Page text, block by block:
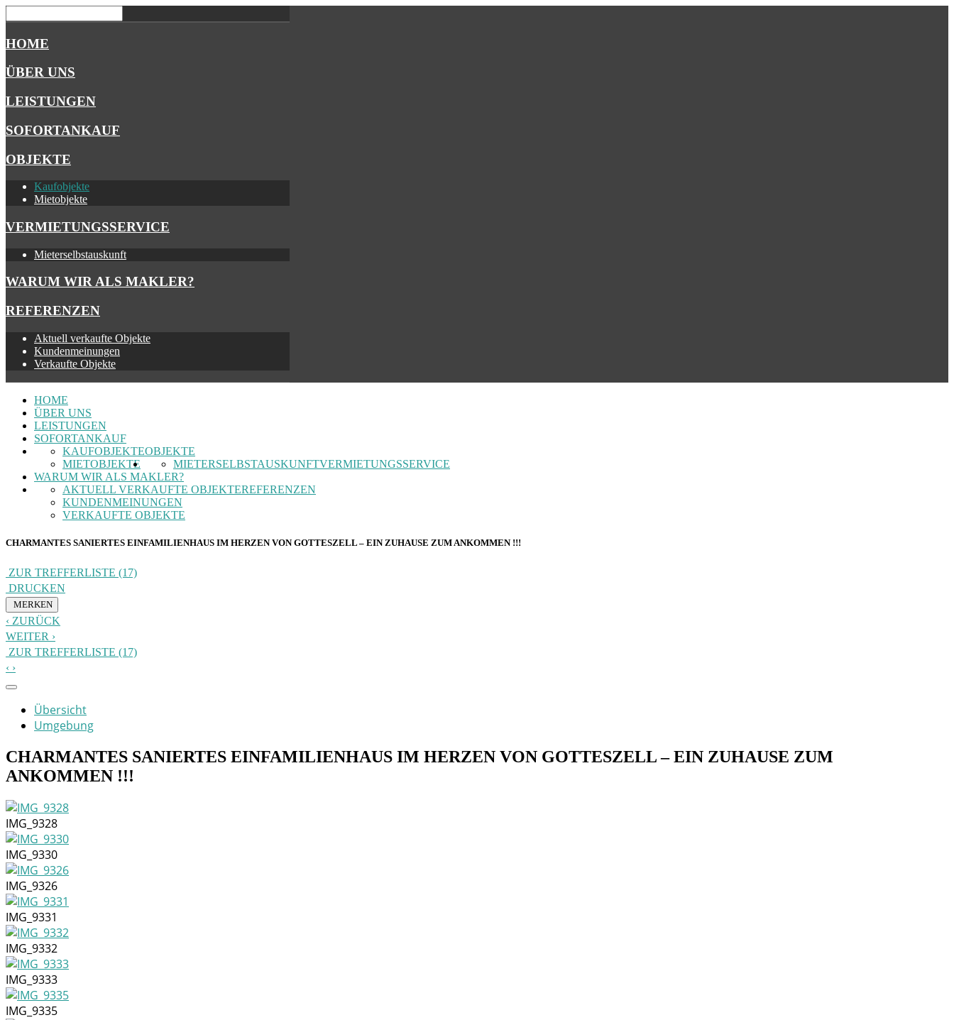
HOME
ÜBER UNS
LEISTUNGEN
SOFORTANKAUF
OBJEKTE
Kaufobjekte
Mietobjekte
VERMIETUNGSSERVICE
Mieterselbstauskunft
WARUM WIR ALS MAKLER?
REFERENZEN
Aktuell verkaufte Objekte
Kundenmeinungen
Verkaufte Objekte
HOME
ÜBER UNS
LEISTUNGEN
SOFORTANKAUF
OBJEKTE
KAUFOBJEKTE
MIETOBJEKTE
VERMIETUNGSSERVICE
MIETERSELBSTAUSKUNFT
WARUM WIR ALS MAKLER?
REFERENZEN
AKTUELL VERKAUFTE OBJEKTE
KUNDENMEINUNGEN
VERKAUFTE OBJEKTE
CHARMANTES SANIERTES EINFAMILIENHAUS IM HERZEN VON GOTTESZELL – EIN ZUHAUSE ZUM ANKOMMEN !!!
ZUR TREFFERLISTE (17)
DRUCKEN
MERKEN
ZURÜCK
WEITER
ZUR TREFFERLISTE (17)
Übersicht
Umgebung
CHARMANTES SANIERTES EINFAMILIENHAUS IM HERZEN VON GOTTESZELL – EIN ZUHAUSE ZUM
ANKOMMEN !!!
IMG_9328
IMG_9330
IMG_9326
IMG_9331
IMG_9332
IMG_9333
IMG_9335